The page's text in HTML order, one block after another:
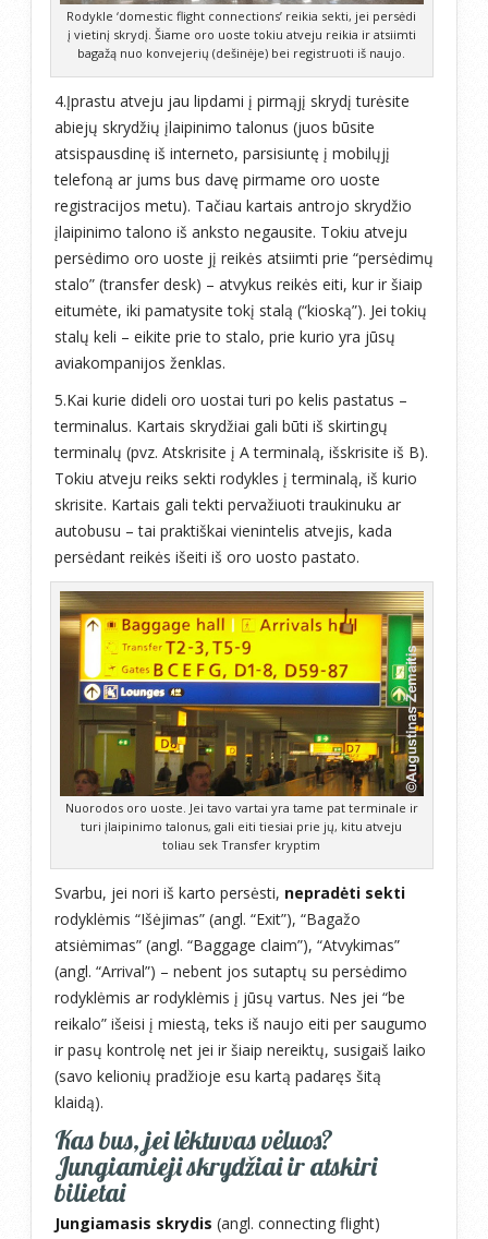
Rodykle ‘domestic flight connections’ reikia sekti, jei persėdi
į vietinį skrydį. Šiame oro uoste tokiu atveju reikia ir atsiimti
bagažą nuo konvejerių (dešinėje) bei registruoti iš naujo.
4.Įprastu atveju jau lipdami į pirmąjį skrydį turėsite
abiejų skrydžių įlaipinimo talonus (juos būsite
atsispausdinę iš interneto, parsisiuntę į mobilųjį
telefoną ar jums bus davę pirmame oro uoste
registracijos metu). Tačiau kartais antrojo skrydžio
įlaipinimo talono iš anksto negausite. Tokiu atveju
persėdimo oro uoste jį reikės atsiimti prie “persėdimų
stalo” (transfer desk) – atvykus reikės eiti, kur ir šiaip
eitumėte, iki pamatysite tokį stalą (“kioską”). Jei tokių
stalų keli – eikite prie to stalo, prie kurio yra jūsų
aviakompanijos ženklas.
5.Kai kurie dideli oro uostai turi po kelis pastatus –
terminalus. Kartais skrydžiai gali būti iš skirtingų
terminalų (pvz. Atskrisite į A terminalą, išskrisite iš B).
Tokiu atveju reiks sekti rodykles į terminalą, iš kurio
skrisite. Kartais gali tekti pervažiuoti traukinuku ar
autobusu – tai praktiškai vienintelis atvejis, kada
persėdant reikės išeiti iš oro uosto pastato.
Nuorodos oro uoste. Jei tavo vartai yra tame pat terminale ir
turi įlaipinimo talonus, gali eiti tiesiai prie jų, kitu atveju
toliau sek Transfer kryptim
Svarbu, jei nori iš karto persėsti, nepradėti sekti
rodyklėmis “Išėjimas” (angl. “Exit”), “Bagažo
atsiėmimas” (angl. “Baggage claim”), “Atvykimas”
(angl. “Arrival”) – nebent jos sutaptų su persėdimo
rodyklėmis ar rodyklėmis į jūsų vartus. Nes jei “be
reikalo” išeisi į miestą, teks iš naujo eiti per saugumo
ir pasų kontrolę net jei ir šiaip nereiktų, susigaiš laiko
(savo kelionių pradžioje esu kartą padaręs šitą
klaidą).
Kas bus, jei lėktuvas vėluos?
Jungiamieji skrydžiai ir atskiri
bilietai
Jungiamasis skrydis (angl. connecting flight)